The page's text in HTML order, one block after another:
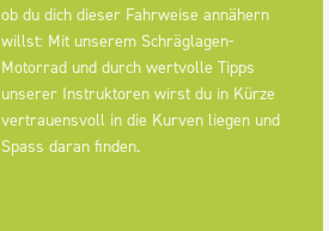
ob du dich dieser Fahrweise annähern
willst: Mit unserem Schräglagen-
Motorrad und durch wertvolle Tipps
unserer Instruktoren wirst du in Kürze
vertrauensvoll in die Kurven liegen und
Spass daran finden.